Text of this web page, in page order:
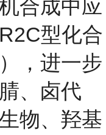
合成中应
2C型化合
，进一步
、卤代
物、羟基